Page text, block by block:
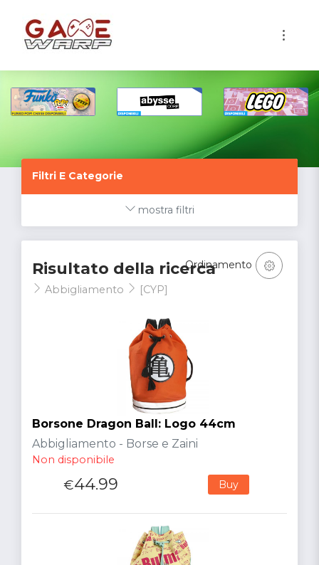
Filtri E Categorie
mostra filtri
Risultato della ricerca
Abbigliamento [CYP]
Ordinamento
Borsone Dragon Ball: Logo 44cm
Abbigliamento - Borse e Zaini
Non disponibile
€44.99 Buy